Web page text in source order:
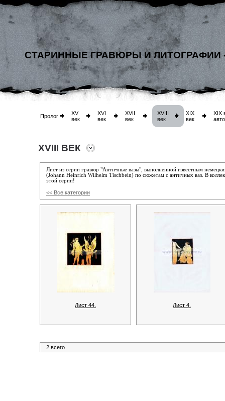
СТАРИННЫЕ ГРАВЮРЫ И ЛИТОГРАФИИ
Пролог
XV
век
XVI
век
XVII
век
XVIII
век
XIX
век
XIX
XVIII ВЕК
Лист из серии гравюр "Античные вазы" , выполненной известным
(Johann Heinrich Wilhelm Tischbein) по сюжетам с античных ваз. В
этой серии!
<< Все категории
Лист 44. Лист 4.
2 всего